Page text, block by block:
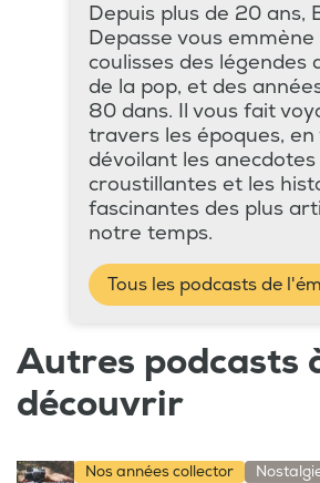
Depuis plus de 20 ans,
Depasse vous emmène
coulisses des légendes
de la pop, et des
80 dans. Il vous fait
travers les époques, en
dévoilant les anecdotes
croustillantes et les
fascinantes des plus
notre temps.
Tous les podcasts de
Autres podcasts
découvrir
Nos années collector